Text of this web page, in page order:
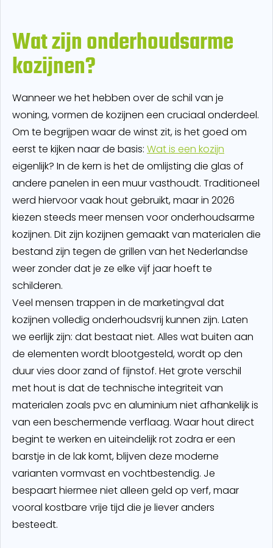
Wat zijn onderhoudsarme
kozijnen?
Wanneer we het hebben over de schil van je
woning, vormen de kozijnen een cruciaal onderdeel.
Om te begrijpen waar de winst zit, is het goed om
eerst te kijken naar de basis: Wat is een kozijn
eigenlijk? In de kern is het de omlijsting die glas of
andere panelen in een muur vasthoudt. Traditioneel
werd hiervoor vaak hout gebruikt, maar in 2026
kiezen steeds meer mensen voor onderhoudsarme
kozijnen. Dit zijn kozijnen gemaakt van materialen die
bestand zijn tegen de grillen van het Nederlandse
weer zonder dat je ze elke vijf jaar hoeft te
schilderen.
Veel mensen trappen in de marketingval dat
kozijnen volledig onderhoudsvrij kunnen zijn. Laten
we eerlijk zijn: dat bestaat niet. Alles wat buiten aan
de elementen wordt blootgesteld, wordt op den
duur vies door zand of fijnstof. Het grote verschil
met hout is dat de technische integriteit van
materialen zoals pvc en aluminium niet afhankelijk is
van een beschermende verflaag. Waar hout direct
begint te werken en uiteindelijk rot zodra er een
barstje in de lak komt, blijven deze moderne
varianten vormvast en vochtbestendig. Je
bespaart hiermee niet alleen geld op verf, maar
vooral kostbare vrije tijd die je liever anders
besteedt.